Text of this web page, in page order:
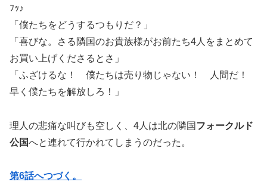
ﾌｯ♪
「僕たちをどうするつもりだ？」
「喜びな。さる隣国のお貴族様がお前たち4人をまとめて
お買い上げくださるとさ」
「ふざけるな！ 僕たちは売り物じゃない！ 人間だ！
早く僕たちを解放しろ！」
理人の悲痛な叫びも空しく、4人は北の隣国 フォークルド
公国へと連れて行かれてしまうのだった。
第6話へつづく。